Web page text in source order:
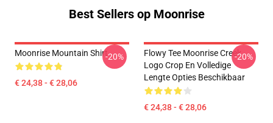
Best Sellers op Moonrise
Moonrise Mountain Shirt
€ 24,38 - € 28,06
-20%
Flowy Tee Moonrise Creek
Logo Crop En Volledige
Lengte Opties Beschikbaar
€ 24,38 - € 28,06
-20%